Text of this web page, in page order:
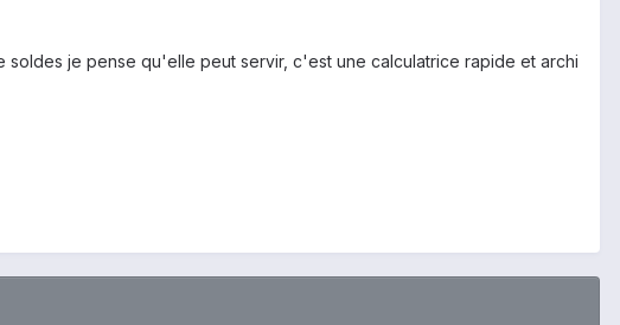
soldes je pense qu'elle peut servir, c'est une calculatrice rapide et archi